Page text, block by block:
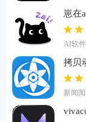
崽在
AI软件
拷贝
新闻